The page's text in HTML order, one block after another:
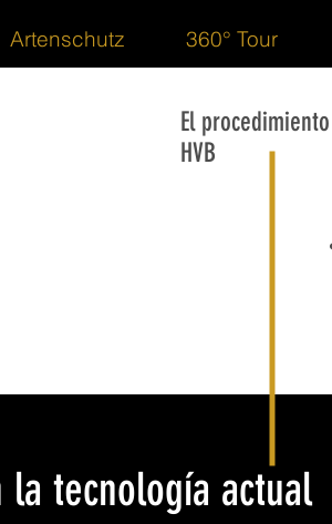
Artenschutz 360° Tour
El procedimiento
HVB
tecnología actual